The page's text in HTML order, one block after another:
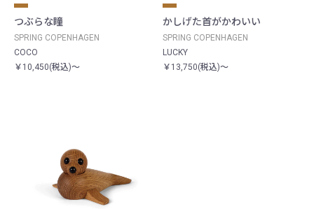
つぶらな瞳
SPRING COPENHAGEN
COCO
￥10,450(税込)～
かしげた首がかわいい
SPRING COPENHAGEN
LUCKY
￥13,750(税込)～